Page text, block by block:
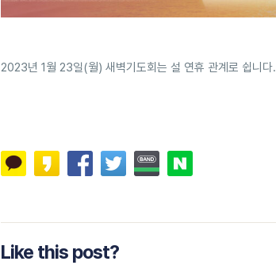
2023년 1월 23일(월) 새벽기도회는 설 연휴 관계로 쉽니다.
Like this post?